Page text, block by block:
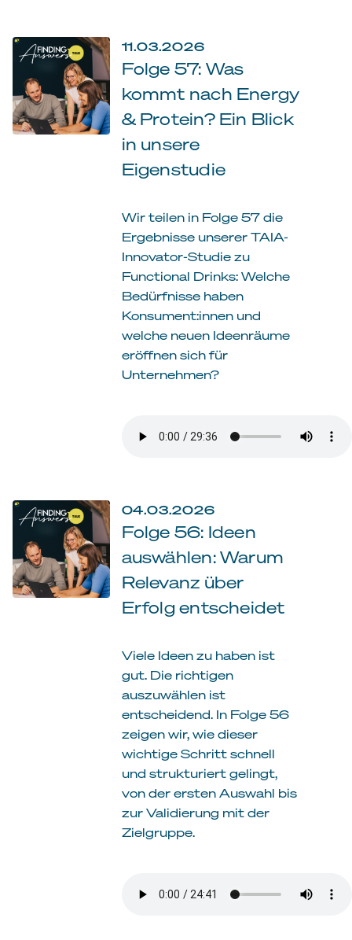
11.03.2026
Folge 57: Was
kommt nach Energy
& Protein? Ein Blick
in unsere
Eigenstudie
Wir teilen in Folge 57 die
Ergebnisse unserer TAIA-
Innovator-Studie zu
Functional Drinks: Welche
Bedürfnisse haben
Konsument:innen und
welche neuen Ideenräume
eröffnen sich für
Unternehmen?
04.03.2026
Folge 56: Ideen
auswählen: Warum
Relevanz über
Erfolg entscheidet
Viele Ideen zu haben ist
gut. Die richtigen
auszuwählen ist
entscheidend. In Folge 56
zeigen wir, wie dieser
wichtige Schritt schnell
und strukturiert gelingt,
von der ersten Auswahl bis
zur Validierung mit der
Zielgruppe.